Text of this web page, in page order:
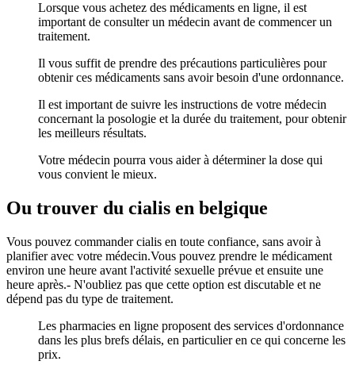
Lorsque vous achetez des médicaments en ligne, il est
important de consulter un médecin avant de commencer un
traitement.
Il vous suffit de prendre des précautions particulières pour
obtenir ces médicaments sans avoir besoin d'une ordonnance.
Il est important de suivre les instructions de votre médecin
concernant la posologie et la durée du traitement, pour obtenir
les meilleurs résultats.
Votre médecin pourra vous aider à déterminer la dose qui
vous convient le mieux.
Ou trouver du cialis en belgique
Vous pouvez commander cialis en toute confiance, sans avoir à
planifier avec votre médecin.Vous pouvez prendre le médicament
environ une heure avant l'activité sexuelle prévue et ensuite une
heure après.- N'oubliez pas que cette option est discutable et ne
dépend pas du type de traitement.
Les pharmacies en ligne proposent des services d'ordonnance
dans les plus brefs délais, en particulier en ce qui concerne les
prix.